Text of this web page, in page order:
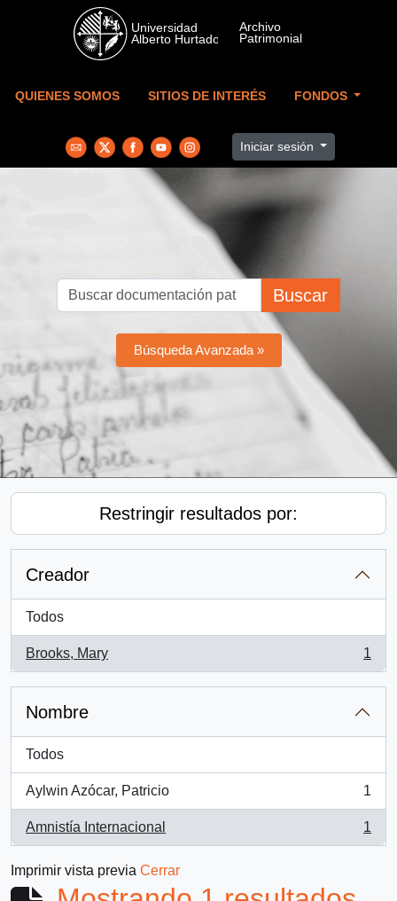
Skip to main content
QUIENES SOMOS SITIOS DE INTERÉS FONDOS
Iniciar sesión
Buscar
Búsqueda Avanzada »
Restringir resultados por:
Creador
Todos
Brooks, Mary
, 1 resultados
1
Nombre
Todos
Aylwin Azócar, Patricio
, 1 resultados
1
Amnistía Internacional
, 1 resultados
1
Imprimir vista previa Cerrar